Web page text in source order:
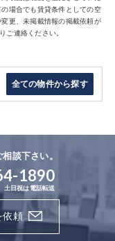
場合でも賃貸条件としての空
更、未掲載情報の掲載依頼が
ご連絡ください。
全ての物件から探す
談下さい。
1890
土日祝は電話転送
依頼